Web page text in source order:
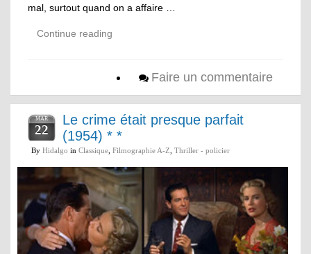
mal, surtout quand on a affaire …
Continue reading
Faire un commentaire
MAR
22
Le crime était presque parfait
(1954) * *
By Hidalgo in Classique Filmographie A-Z Thriller - policier